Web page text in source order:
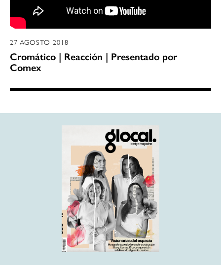
27 AGOSTO 2018
Cromático | Reacción | Presentado por
Comex